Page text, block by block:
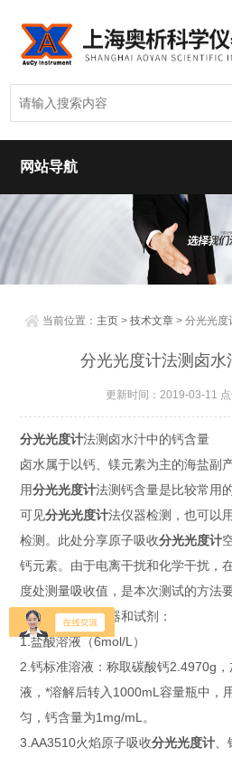
网站导航
当前位置： 主页 >技术文章 > 分光光度
分光光度计法测卤水
更新时间：2019-03-11
分光光度计法测卤水汁中的钙含量
卤水属于以钙、镁元素为主的海盐副产
用分光光度计法测钙含量是比较常用
可见分光光度计法仪器检测，也可以
检测。此处分享原子吸收分光光度计
钙元素。由于电离干扰和化学干扰，
度处测量吸收值，是本次测试的方法要
本次实验试用仪器和试剂：
1.盐酸溶液（6mol/L）
2.钙标准溶液：称取碳酸钙2.4970g
液，*溶解后转入1000mL容量瓶中，
匀，钙含量为1mg/mL。
3.AA3510火焰原子吸收分光光度计